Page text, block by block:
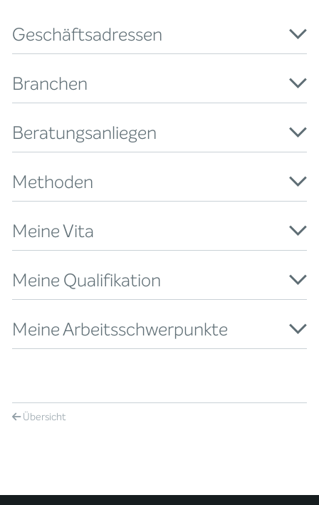
Geschäftsadressen
Branchen
Beratungsanliegen
Methoden
Meine Vita
Meine Qualifikation
Meine Arbeitsschwerpunkte
Übersicht